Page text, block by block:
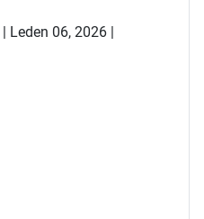
| Leden 06, 2026 |